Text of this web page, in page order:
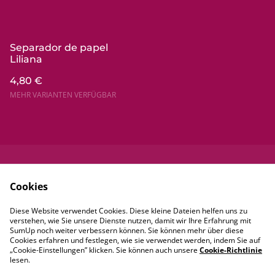
Separador de papel
Liliana
4,80 €
MEHR VARIANTEN VERFÜGBAR
mungen von
SumUp
Cookies
Diese Website verwendet Cookies. Diese kleine Dateien helfen uns zu
verstehen, wie Sie unsere Dienste nutzen, damit wir Ihre Erfahrung mit
SumUp noch weiter verbessern können. Sie können mehr über diese
Cookies erfahren und festlegen, wie sie verwendet werden, indem Sie auf
„Cookie-Einstellungen” klicken. Sie können auch unsereCookie-Richtlinie
lesen.